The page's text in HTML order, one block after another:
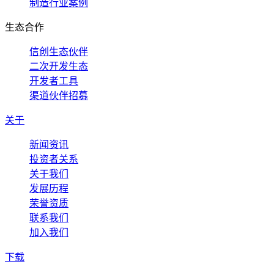
制造行业案例
生态合作
信创生态伙伴
二次开发生态
开发者工具
渠道伙伴招募
关于
新闻资讯
投资者关系
关于我们
发展历程
荣誉资质
联系我们
加入我们
下载